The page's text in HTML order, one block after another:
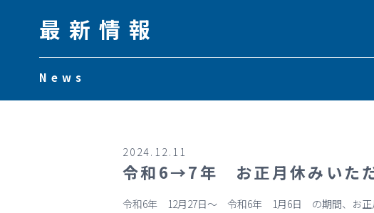
最新情報
News
2024.12.11
令和6→7年 お正月休みいただ
令和6年 12月27日～ 令和6年 1月6日 の期間、お正